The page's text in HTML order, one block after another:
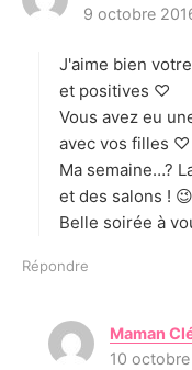
i
:
9 octobre
J'aime bien
et positives ♡
Vous avez eu
avec vos filles ♡
Ma semaine…?
et des salons ! 😉
Belle soirée à
Répondre
Maman
10